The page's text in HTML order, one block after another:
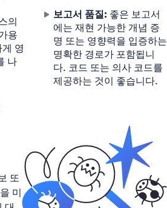
의
용
영
나
보고서 품질: 좋은 보고서
에는 재현 가능한 개념 증
명 또는 영향력을 입증하는
명확한 경로가 포함됩니
다. 코드 또는 의사 코드를
제공하는 것이 좋습니다.
또
미